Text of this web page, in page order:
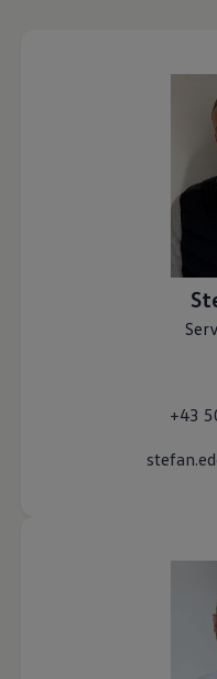
+43